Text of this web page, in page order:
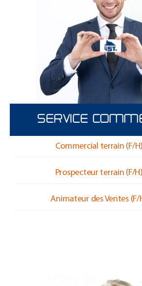
SERVICE
Commercial terrain (F/
Prospecteur terrain (F/
Animateur des Ventes (F/